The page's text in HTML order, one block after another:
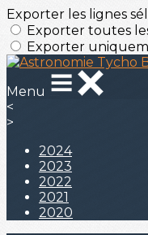
Exporter les lignes
Exporter toutes
Exporter
Menu
<
>
2024
2023
2022
2021
2020